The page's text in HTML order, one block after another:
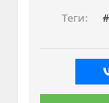
Теги: